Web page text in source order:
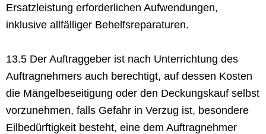
Ersatzleistung erforderlichen Aufwendungen,
inklusive allfälliger Behelfsreparaturen.
13.5 Der Auftraggeber ist nach Unterrichtung des
Auftragnehmers auch berechtigt, auf dessen Kosten
die Mängelbeseitigung oder den Deckungskauf selbst
vorzunehmen, falls Gefahr in Verzug ist, besondere
Eilbedürftigkeit besteht, eine dem Auftragnehmer